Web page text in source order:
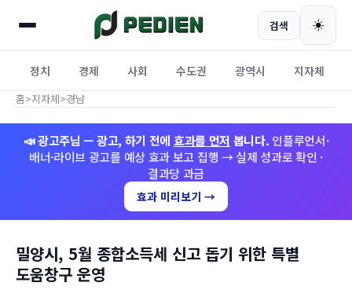
검색 ☀️
정치 경제 사회 수도권 광역시 지자체
홈>지자체>경남
📣 광고주님 — 광고, 하기 전에 효과를 먼저 봅니다. 인플루언서·
배너·라이브 광고를 예상 효과 보고 집행 → 실제 성과로 확인 ·
결과당 과금
효과 미리보기 →
밀양시, 5월 종합소득세 신고 돕기 위한 특별
도움창구 운영